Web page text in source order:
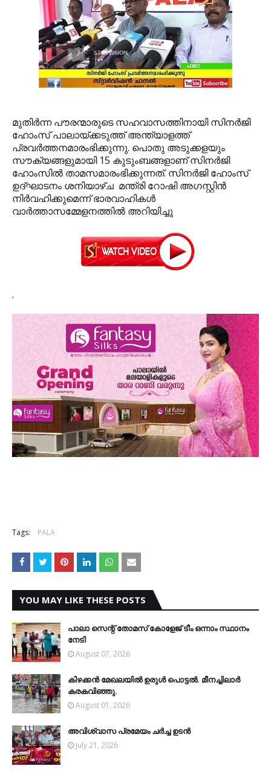
മുതിര്‍ന്ന പൗരന്മാരുടെ സഹവാസത്തിനായി സിനര്‍ജി
ഹോംസ് പാലായ്ക്കടുത്ത് അന്ത്യാളത്ത്
പ്രവര്‍ത്തനമാരംഭിക്കുന്നു. പൊതു അടുക്കളയും
സൗക്യങ്ങളുമായി 15 കുടുംബങ്ങളാണ് സിനര്‍ജി
ഹോംസില്‍ താമസമാരംഭിക്കുന്നത്. സിനര്‍ജി ഹോംസ്
ഉദ്ഘാടനം ശനിയാഴ്ച മന്ത്രി റോഷി അഗസ്റ്റിന്‍
നിര്‍വഹിക്കുമെന്ന് ഭാരവാഹികള്‍
വാര്‍ത്താസമ്മേളനത്തില്‍ അറിയിച്ചു
.
Tags: PALA
YOU MAY LIKE THESE POSTS
പാലാ സെന്റ് തോമസ് കോളേജ് ടീം ഒന്നാം സ്ഥാനം
നേടി
August 07, 2026
കിഴക്കന്‍ മേഖലയില്‍ ഉരുള്‍ പൊട്ടല്‍. മീനച്ചിലാര്‍
കരകവിഞ്ഞു.
August 01, 2026
അവിശ്വാസ പ്രമേയം ചര്‍ച്ച ഉടന്‍
July 21, 2026